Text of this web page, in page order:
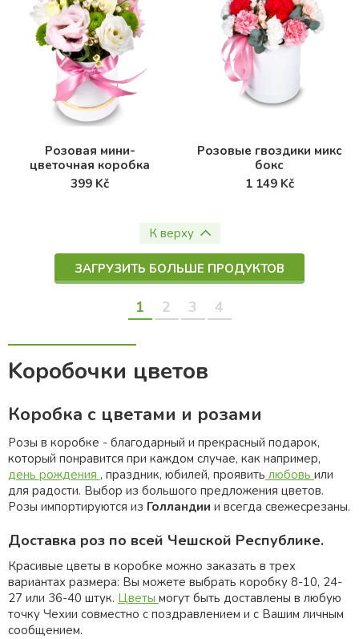
Розовая мини-
цветочная коробка
399 Kč
Розовые гвоздики микс
бокс
1 149 Kč
К верху
ЗАГРУЗИТЬ БОЛЬШЕ ПРОДУКТОВ
1 2 3 4
Kоробочки цветов
Коробка с цветами и розами
Розы в коробке - благодарный и прекрасный подарок,
который понравится при каждом случаe, как например,
дeнь рождения , праздник, юбилей, проявить любовь или
для радости. Выбор из большого предложения цветов.
Розы импортируются из Голландии и всегда свежесрезаны.
Доставка роз по всей Чешской Республике.
Красивые цветы в коробке можно заказать в трех
вариантах размера: Bы можете выбрать коробку 8-10, 24-
27 или 36-40 штук. Цветы могут быть доставлены в любую
точку Чехии coвместнo с поздравлениeм и с Bашим личным
сообщением.